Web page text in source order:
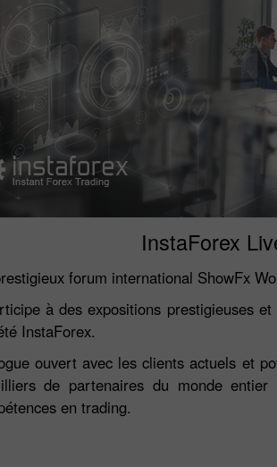
InstaForex
forum international ShowFx
à des expositions prestigieuses
InstaForex.
ouvert avec les clients actuels et
de partenaires du monde
en trading.